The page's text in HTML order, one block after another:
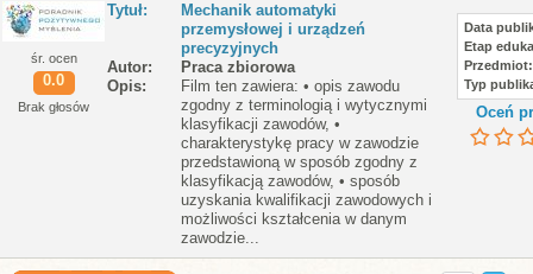
śr. ocen
0.0
Brak głosów
Tytuł
Mechanik automatyki
przemysłowej i urządzeń
precyzyjnych
Autor
Praca zbiorowa
Opis
Film ten zawiera: • opis zawodu
zgodny z terminologią i wytycznymi
klasyfikacji zawodów, •
charakterystykę pracy w zawodzie
przedstawioną w sposób zgodny z
klasyfikacją zawodów, • sposób
uzyskania kwalifikacji zawodowych i
możliwości kształcenia w danym
zawodzie...
Data
Etap
Przedmiot
Typ
Oceń